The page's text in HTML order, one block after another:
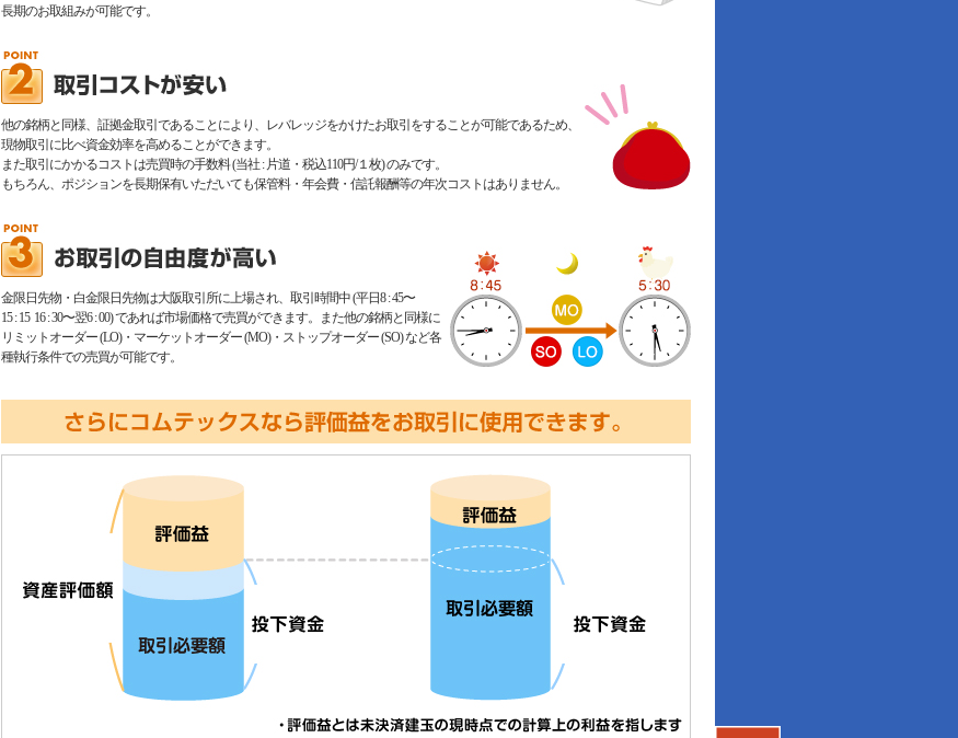
長期のお取組みが可能です。
他の銘柄と同様、証拠金取引であることにより、レバレッジをかけたお取引をすることが可能であるため、
現物取引に比べ資金効率を高めることができます。
また取引にかかるコストは売買時の手数料 (当社 : 片道・税込110円/１枚) のみです。
もちろん、ポジションを長期保有いただいても保管料・年会費・信託報酬等の年次コストはありません。
金限日先物・白金限日先物は大阪取引所に上場され、取引時間中 (平日8 : 45〜
15 : 15 16 : 30〜翌6 : 00) であれば市場価格で売買ができます。また他の銘柄と同様に
リミットオーダー (LO)・マーケットオーダー (MO)・ストップオーダー (SO) など各
種執行条件での売買が可能です。